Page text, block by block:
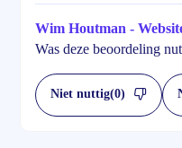
Wim Houtman -
Was deze beoordeling
Niet nuttig(0)